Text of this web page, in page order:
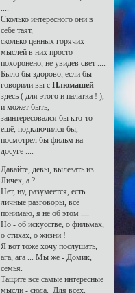
....
Сколько интересного они в
себе таят,
сколько ценных горячих
мыслей в них просто
похоронено, не увидев свет ....
Было бы здорово, если бы
говорили вы сПлюмашей
здесь ( для этого и палатка ! ),
и может быть,
заинтересовался бы кто-то
ещё, подключился бы,
посмотрел бы фильм на
досуге ....
Давайте, девы, вылезать из
Личек, а ?
Нет, ну, разумеется, есть
личные разговоры, всё
понимаю, я не об этом ....
Но - об искусстве, о фильмах,
о стихах, о жизни !
Я вот тоже хочу послушать,
ага, ага ... Мы же - Домик,
семья.
Тащите все самые интересные
мысли - сюда. Для всех.